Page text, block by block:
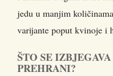
jedu u manjim
varijante poput kvinoje i
ŠTO SE
PREHRANI?